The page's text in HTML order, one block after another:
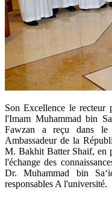
Son Excellence le recteur
l'Imam Muhammad bin
Fawzan a reçu dans le
Ambassadeur de la
M. Bakhit Batter Shaif, en
l'échange des
Dr. Muhammad bin
responsables A l'université.